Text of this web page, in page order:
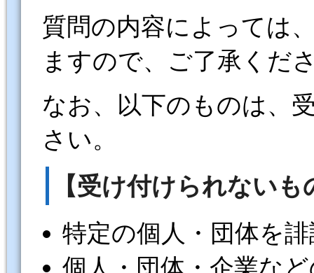
質問の内容によっては
ますので、ご了承くだ
なお、以下のものは、
さい。
【受け付けられないも
特定の個人・団体を
個人・団体・企業な